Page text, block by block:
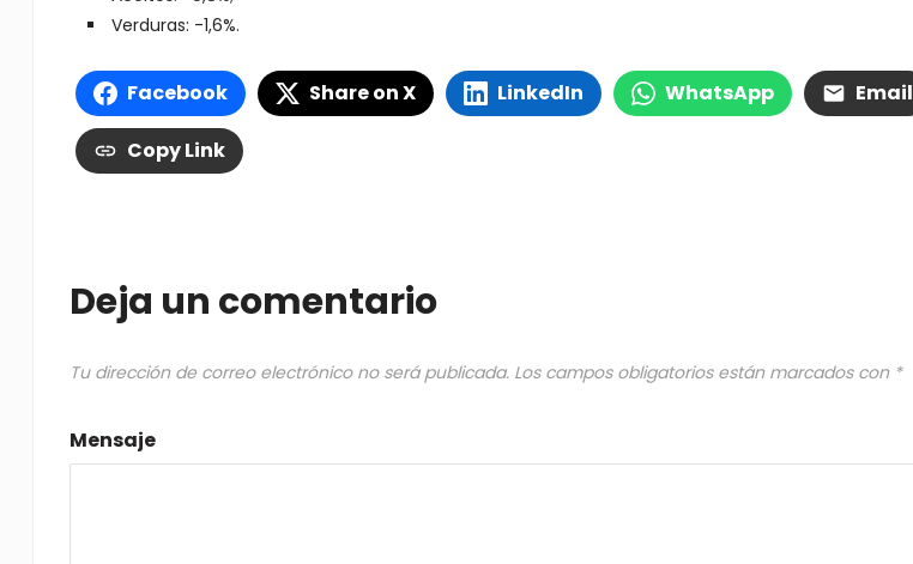
Verduras: -1,6%.
Facebook Share on X LinkedIn WhatsApp Email
Copy Link
Deja un comentario
Tu dirección de correo electrónico no será publicada. Los campos obligatorios están marcados con *
Mensaje